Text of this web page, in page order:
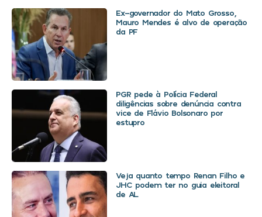
Ex-governador do Mato Grosso,
Mauro Mendes é alvo de operação
da PF
PGR pede à Polícia Federal
diligências sobre denúncia contra
vice de Flávio Bolsonaro por
estupro
Veja quanto tempo Renan Filho e
JHC podem ter no guia eleitoral
de AL